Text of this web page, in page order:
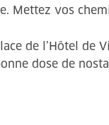
Mettez vos
de l’Hôtel
dose de